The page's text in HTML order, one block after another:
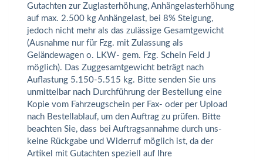
Gutachten zur Zuglasterhöhung, Anhängelasterhöhung
auf max. 2.500 kg Anhängelast, bei 8% Steigung,
jedoch nicht mehr als das zulässige Gesamtgewicht
(Ausnahme nur für Fzg. mit Zulassung als
Geländewagen o. LKW- gem. Fzg. Schein Feld J
möglich). Das Zuggesamtgewicht beträgt nach
Auflastung 5.150-5.515 kg. Bitte senden Sie uns
unmittelbar nach Durchführung der Bestellung eine
Kopie vom Fahrzeugschein per Fax- oder per Upload
nach Bestellablauf, um den Auftrag zu prüfen. Bitte
beachten Sie, dass bei Auftragsannahme durch uns-
keine Rückgabe und Widerruf möglich ist, da der
Artikel mit Gutachten speziell auf Ihre